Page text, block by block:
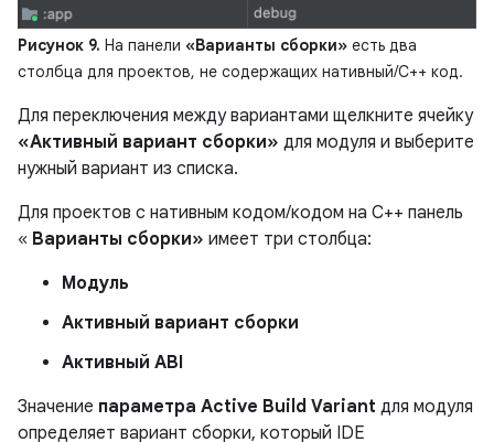
Рисунок 9. На панели «Варианты сборки» есть два
столбца для проектов, не содержащих нативный/C++ код.
Для переключения между вариантами щелкните ячейку
«Активный вариант сборки» для модуля и выберите
нужный вариант из списка.
Для проектов с нативным кодом/кодом на C++ панель
« Варианты сборки» имеет три столбца:
Модуль
Активный вариант сборки
Активный ABI
Значение параметра Active Build Variant для модуля
определяет вариант сборки, который IDE